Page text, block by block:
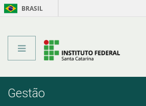
BRASIL
Gestão